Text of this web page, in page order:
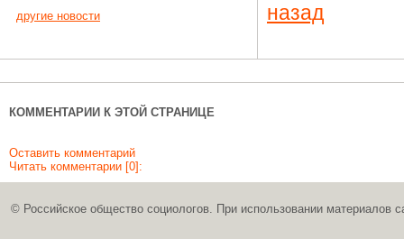
другие новости назад
КОММЕНТАРИИ К ЭТОЙ СТРАНИЦЕ
Оставить комментарий
Читать комментарии [0]:
© Российское общество социологов. При использовании материалов